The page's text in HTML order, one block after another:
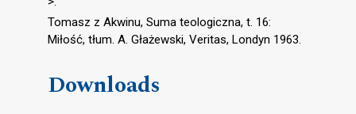
Tomasz z Akwinu, Suma teologiczna, t. 16:
Miłość, tłum. A. Głażewski, Veritas, Londyn 1963.
Downloads